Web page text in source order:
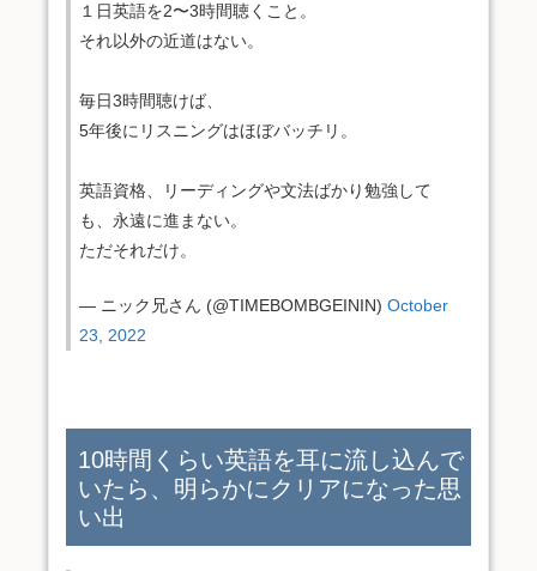
１日英語を2〜3時間聴くこと。
それ以外の近道はない。
毎日3時間聴けば、
5年後にリスニングはほぼバッチリ。
英語資格、リーディングや文法ばかり勉強して
も、永遠に進まない。
ただそれだけ。
— ニック兄さん (@TIMEBOMBGEININ)October
23, 2022
10時間くらい英語を耳に流し込んで
いたら、明らかにクリアになった思
い出